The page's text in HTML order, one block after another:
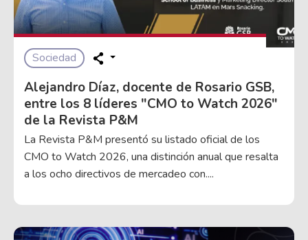
Sociedad
Alejandro Díaz, docente de Rosario GSB,
entre los 8 líderes "CMO to Watch 2026"
de la Revista P&M
La Revista P&M presentó su listado oficial de los
CMO to Watch 2026, una distinción anual que resalta
a los ocho directivos de mercadeo con....